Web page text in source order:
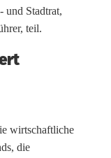
und Stadtrat,
teil.
wirtschaftliche
die